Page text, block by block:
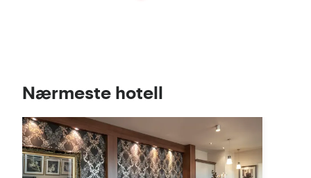
Se
kart
Nærmeste hotell